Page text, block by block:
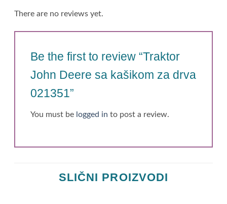
There are no reviews yet.
Be the first to review “Traktor
John Deere sa kašikom za drva
021351”
You must be logged in to post a review.
SLIČNI PROIZVODI